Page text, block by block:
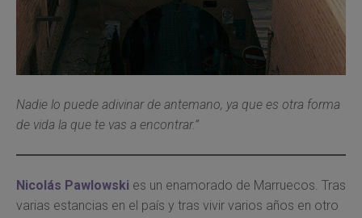
Nadie lo puede adivinar de antemano, ya que es otra forma
de vida la que te vas a encontrar.”
Nicolás Pawlowski es un enamorado de Marruecos. Tras
varias estancias en el país y tras vivir varios años en otro